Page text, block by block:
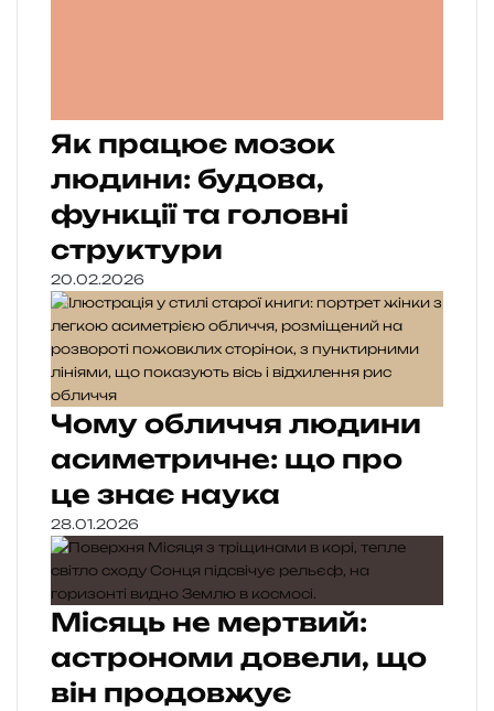
Як працює мозок
людини: будова,
функції та головні
структури
20.02.2026
Чому обличчя людини
асиметричне: що про
це знає наука
28.01.2026
Місяць не мертвий:
астрономи довели, що
він продовжує